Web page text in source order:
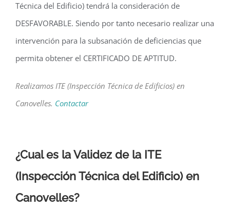
Técnica del Edificio) tendrá la consideración de
DESFAVORABLE. Siendo por tanto necesario realizar una
intervención para la subsanación de deficiencias que
permita obtener el CERTIFICADO DE APTITUD.
Realizamos ITE (Inspección Técnica de Edificios) en
Canovelles. Contactar
¿Cual es la Validez de la ITE
(Inspección Técnica del Edificio) en
Canovelles?